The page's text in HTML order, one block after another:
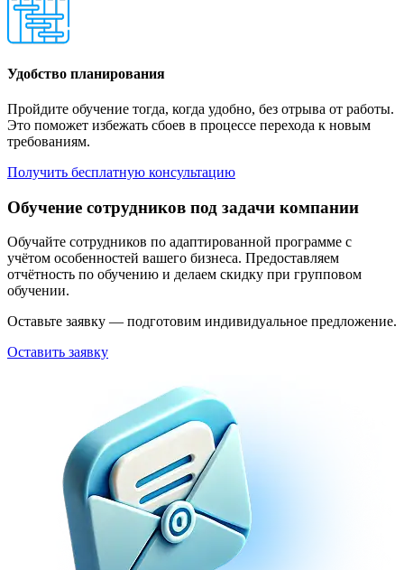
Удобство планирования
Пройдите обучение тогда, когда удобно, без отрыва от работы.
Это поможет избежать сбоев в процессе перехода к новым
требованиям.
Получить бесплатную консультацию
Обучение сотрудников под задачи компании
Обучайте сотрудников по адаптированной программе с
учётом особенностей вашего бизнеса. Предоставляем
отчётность по обучению и делаем скидку при групповом
обучении.
Оставьте заявку — подготовим индивидуальное предложение.
Оставить заявку